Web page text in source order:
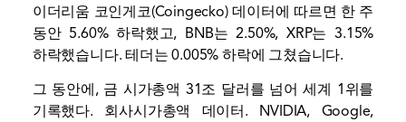
이더리움 코인게코(Coingecko) 데이터에 따르면 한 주
동안 5.60% 하락했고, BNB는 2.50%, XRP는 3.15%
하락했습니다. 테더는 0.005% 하락에 그쳤습니다.
그 동안에, 금 시가총액 31조 달러를 넘어 세계 1위를
기록했다. 회사시가총액
데이터. NVIDIA, Google,